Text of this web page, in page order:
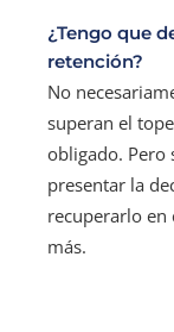
¿Tengo que
retención?
No
superan el
obligado. Pero
presentar la
recuperarlo en
más.